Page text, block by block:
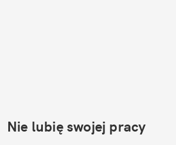
Nie lubię swojej pracy